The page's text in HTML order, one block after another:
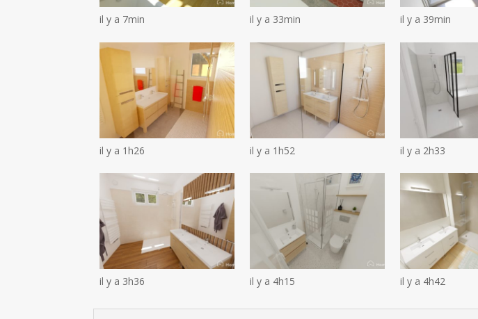
il y a 7min il y a 33min il y a 39min
il y a 1h26 il y a 1h52 il y a 2h33
il y a 3h36 il y a 4h15 il y a 4h42